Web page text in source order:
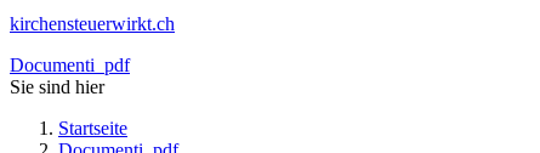
kirchensteuerwirkt.ch
Documenti_pdf
Sie sind hier
Startseite